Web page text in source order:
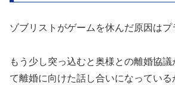
ゾブリストがゲームを休んだ原因はプ
もう少し突っ込むと奥様との離婚協
て離婚に向けた話し合いになっている